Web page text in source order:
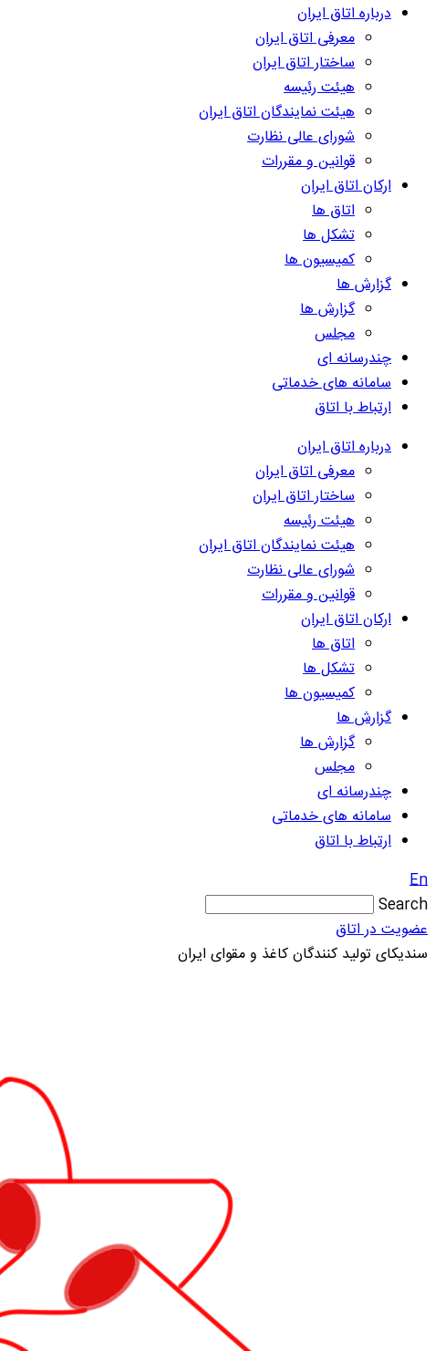
درباره اتاق ایران
معرفی اتاق ایران
ساختار اتاق ایران
هیئت رئیسه
هیئت نمایندگان اتاق ایران
شورای عالی نظارت
قوانین و مقررات
ارکان اتاق ایران
اتاق ها
تشکل ها
کمیسیون ها
گزارش ها
گزارش ها
مجلس
چندرسانه ای
سامانه های خدماتی
ارتباط با اتاق
درباره اتاق ایران
معرفی اتاق ایران
ساختار اتاق ایران
هیئت رئیسه
هیئت نمایندگان اتاق ایران
شورای عالی نظارت
قوانین و مقررات
ارکان اتاق ایران
اتاق ها
تشکل ها
کمیسیون ها
گزارش ها
گزارش ها
مجلس
چندرسانه ای
سامانه های خدماتی
ارتباط با اتاق
En
Search
عضویت در اتاق
سندیکای تولید کنندگان کاغذ و مقوای ایران